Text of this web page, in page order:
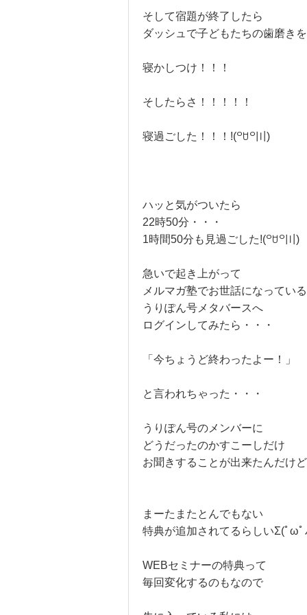
そして宿題が終了したら
ダッシュで子どもたちの歯磨き
寝かしつけ！！！
そしたらさ！！！！！
寝過ごした！！！!(꒪ꇴ꒪〣)
ハッと気がついたら
22時50分・・・
1時間50分も見過ごした!(꒪ꇴ꒪〣)
急いで起き上がって
メルマガ塾でお世話になっている
うりぽん号メタバースへ
ログインしてみたら・・・
「今ちょうど終わったよー！」
と言われちゃった・・・
うりぽん号のメンバーに
どうだったのかすこーしだけ
お聞きすることが出来たんだけど
まーたまたとんでもない
特典が追加されてるらしいΣ(ﾟωﾟ
WEBセミナーの特典って
毎回変化するのもなので